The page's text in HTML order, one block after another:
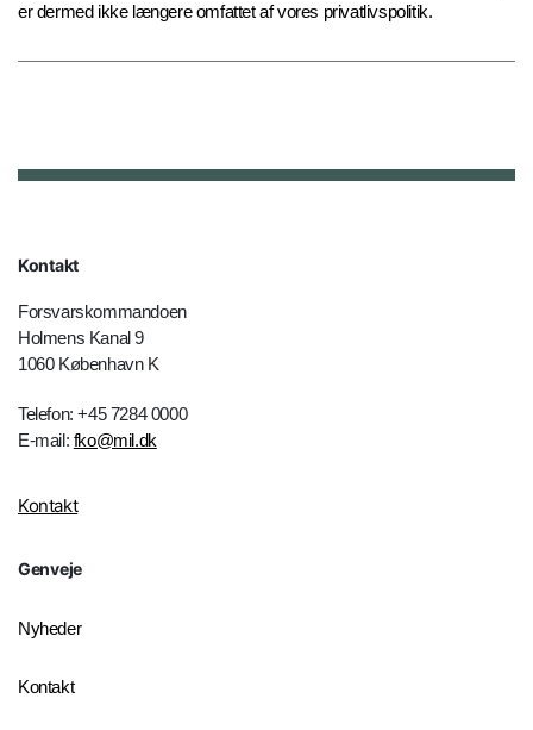
er dermed ikke længere omfattet af vores privatlivspolitik.
Kontakt
Forsvarskommandoen
Holmens Kanal 9
1060 København K
Telefon: +45 7284 0000
E-mail: fko@mil.dk
Kontakt
Genveje
Nyheder
Kontakt